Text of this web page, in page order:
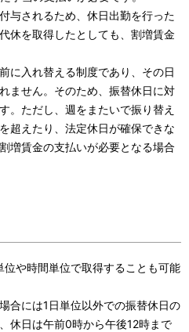
与されるため、休日出勤を行った
休を取得したとしても、割増賃金
に入れ替える制度であり、その日
ません。そのため、振替休日に対
。ただし、週をまたいで振り替え
超えたり、法定休日が確保できな
増賃金の支払いが必要となる場合
や時間単位で取得することも可能
合には1日単位以外での振替休日の
休日は午前0時から午後12時まで